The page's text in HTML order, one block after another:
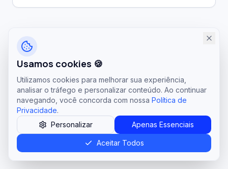
Usamos cookies 🍪
Utilizamos cookies para melhorar sua experiência,
analisar o tráfego e personalizar conteúdo. Ao continuar
navegando, você concorda com nossa Política de
Privacidade.
Personalizar
Apenas Essenciais
Aceitar Todos